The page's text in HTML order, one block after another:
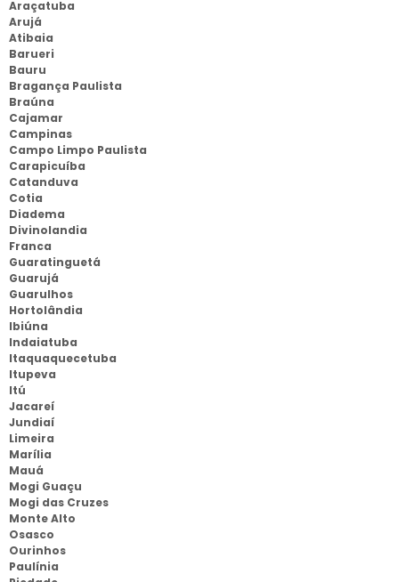
Araçatuba
Arujá
Atibaia
Barueri
Bauru
Bragança Paulista
Braúna
Cajamar
Campinas
Campo Limpo Paulista
Carapicuíba
Catanduva
Cotia
Diadema
Divinolandia
Franca
Guaratinguetá
Guarujá
Guarulhos
Hortolândia
Ibiúna
Indaiatuba
Itaquaquecetuba
Itupeva
Itú
Jacareí
Jundiaí
Limeira
Marília
Mauá
Mogi Guaçu
Mogi das Cruzes
Monte Alto
Osasco
Ourinhos
Paulínia